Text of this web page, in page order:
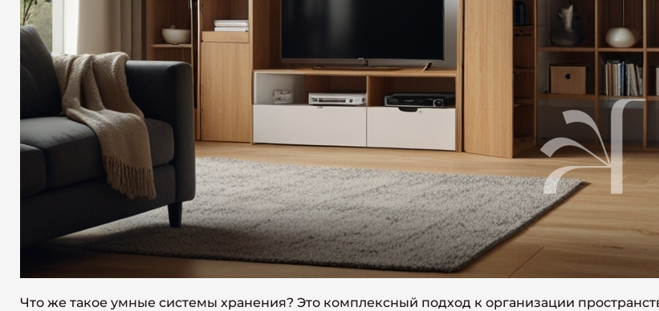
Что же такое умные системы хранения? Это комплексный подход к организации